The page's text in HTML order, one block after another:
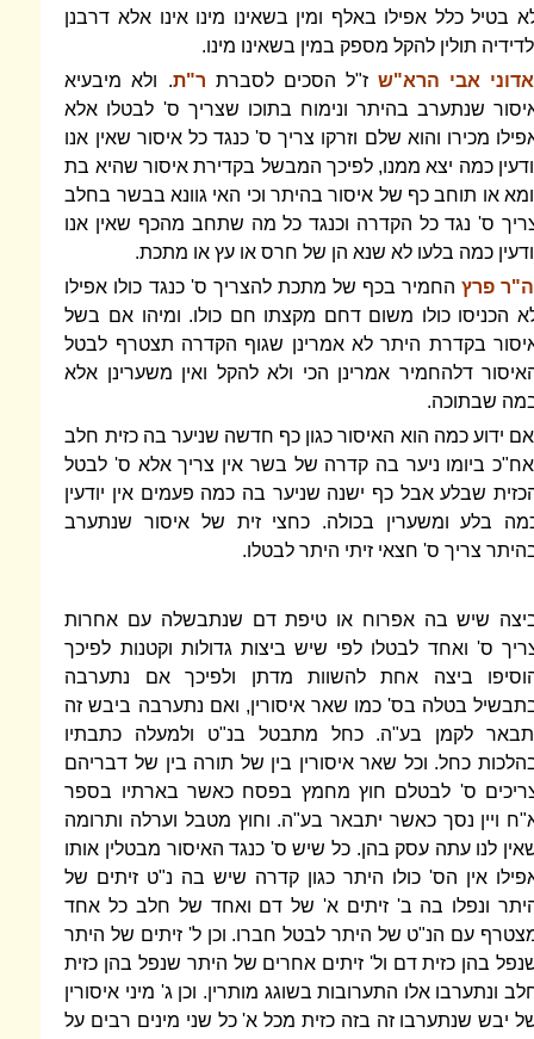
בטיל כלל אפילו באלף ומין בשאינו מינו אינו אלא דרבנן
תולין להקל מספק במין בשאינו מינו.
אדוני אבי הרא"ש ז"ל הסכים לסברת ר"ת. ולא מיבעיא
שנתערב בהיתר ונימוח בתוכו שצריך ס' לבטלו אלא
מכירו והוא שלם וזרקו צריך ס' כנגד כל איסור שאין אנו
כמה יצא ממנו, לפיכך המבשל בקדירת איסור שהיא בת
או תוחב כף של איסור בהיתר וכי האי גוונא בבשר בחלב
ס' נגד כל הקדרה וכנגד כל מה שתחב מהכף שאין אנו
כמה בלעו לא שנא הן של חרס או עץ או מתכת.
ה"ר פרץ החמיר בכף של מתכת להצריך ס' כנגד כולו אפילו
הכניסו כולו משום דחם מקצתו חם כולו. ומיהו אם בשל
בקדרת היתר לא אמרינן שגוף הקדרה תצטרף לבטל
דלהחמיר אמרינן הכי ולא להקל ואין משערינן אלא
שבתוכה.
ידוע כמה הוא האיסור כגון כף חדשה שניער בה כזית חלב
ביומו ניער בה קדרה של בשר אין צריך אלא ס' לבטל
שבלע אבל כף ישנה שניער בה כמה פעמים אין יודעין
בלע ומשערין בכולה. כחצי זית של איסור שנתערב
צריך ס' חצאי זיתי היתר לבטלו.
שיש בה אפרוח או טיפת דם שנתבשלה עם אחרות
ס' ואחד לבטלו לפי שיש ביצות גדולות וקטנות לפיכך
ביצה אחת להשוות מדתן ולפיכך אם נתערבה
בטלה בס' כמו שאר איסורין, ואם נתערבה ביבש זה
לקמן בע"ה. כחל מתבטל בנ"ט ולמעלה כתבתיו
כחל. וכל שאר איסורין בין של תורה בין של דבריהם
ס' לבטלם חוץ מחמץ בפסח כאשר בארתיו בספר
ויין נסך כאשר יתבאר בע"ה. וחוץ מטבל וערלה ותרומה
לנו עתה עסק בהן. כל שיש ס' כנגד האיסור מבטלין אותו
אין הס' כולו היתר כגון קדרה שיש בה נ"ט זיתים של
ונפלו בה ב' זיתים א' של דם ואחד של חלב כל אחד
עם הנ"ט של היתר לבטל חברו. וכן ל' זיתים של היתר
בהן כזית דם ול' זיתים אחרים של היתר שנפל בהן כזית
ונתערבו אלו התערובות בשוגג מותרין. וכן ג' מיני איסורין
יבש שנתערבו זה בזה כזית מכל א' כל שני מינים רבים על